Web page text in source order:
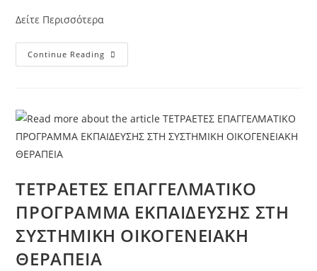
Δείτε Περισσότερα
Continue Reading
ΤΕΤΡΑΕΤΕΣ ΕΠΑΓΓΕΛΜΑΤΙΚΟ
ΠΡΟΓΡΑΜΜΑ ΕΚΠΑΙΔΕΥΣΗΣ ΣΤΗ
ΣΥΣΤΗΜΙΚΗ ΟΙΚΟΓΕΝΕΙΑΚΗ
ΘΕΡΑΠΕΙΑ